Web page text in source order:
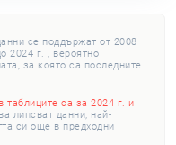
се поддържат от 2008
2024 г. , вероятно
за която са последните
таблиците са за 2024 г. и
липсват данни, най-
си още в предходни